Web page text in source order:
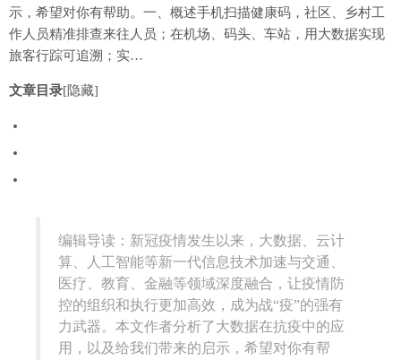
示，希望对你有帮助。一、概述手机扫描健康码，社区、乡村工
作人员精准排查来往人员；在机场、码头、车站，用大数据实现
旅客行踪可追溯；实…
文章目录[隐藏]
编辑导读：新冠疫情发生以来，大数据、云计
算、人工智能等新一代信息技术加速与交通、
医疗、教育、金融等领域深度融合，让疫情防
控的组织和执行更加高效，成为战“疫”的强有
力武器。本文作者分析了大数据在抗疫中的应
用，以及给我们带来的启示，希望对你有帮